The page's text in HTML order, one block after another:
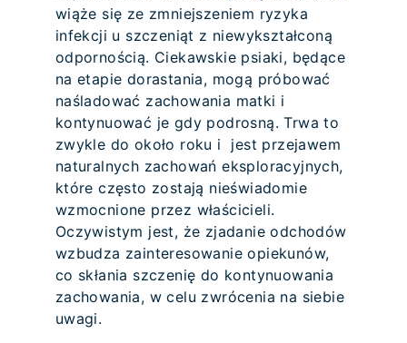
wiąże się ze zmniejszeniem ryzyka
infekcji u szczeniąt z niewykształconą
odpornością. Ciekawskie psiaki, będące
na etapie dorastania, mogą próbować
naśladować zachowania matki i
kontynuować je gdy podrosną. Trwa to
zwykle do około roku i jest przejawem
naturalnych zachowań eksploracyjnych,
które często zostają nieświadomie
wzmocnione przez właścicieli.
Oczywistym jest, że zjadanie odchodów
wzbudza zainteresowanie opiekunów,
co skłania szczenię do kontynuowania
zachowania, w celu zwrócenia na siebie
uwagi.